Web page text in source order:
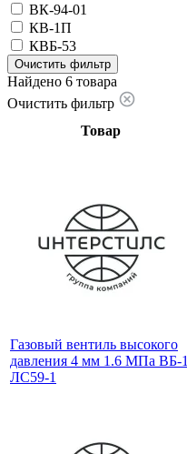
ВК-94-01
КВ-1П
КВБ-53
Очистить фильтр
Найдено 6 товара
Очистить фильтр
Товар
Газовый вентиль высокого
давления 4 мм 1.6 МПа ВБ-1
ЛС59-1